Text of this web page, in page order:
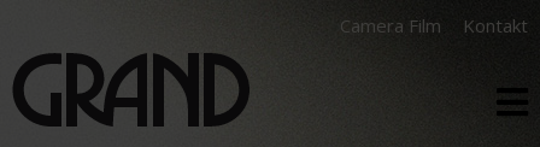
Camera Film Kontakt